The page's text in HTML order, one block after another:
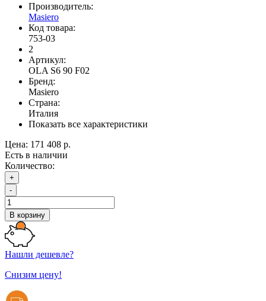
Производитель:
Masiero
Код товара:
753-03
2
Артикул:
OLA S6 90 F02
Бренд:
Masiero
Страна:
Италия
Показать все характеристики
Цена: 171 408 р.
Есть в наличии
Количество:
+
-
В корзину
Нашли дешевле?
Снизим цену!